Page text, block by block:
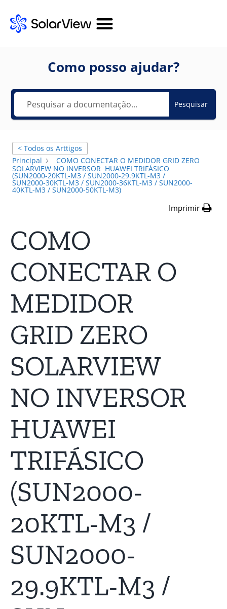
Como posso ajudar?
Pesquisar
< Todos os Arttigos
Principal
COMO CONECTAR O MEDIDOR GRID ZERO
SOLARVIEW NO INVERSOR HUAWEI TRIFÁSICO
(SUN2000-20KTL-M3 / SUN2000-29.9KTL-M3 /
SUN2000-30KTL-M3 / SUN2000-36KTL-M3 / SUN2000-
40KTL-M3 / SUN2000-50KTL-M3)
Imprimir
COMO
CONECTAR O
MEDIDOR
GRID ZERO
SOLARVIEW
NO INVERSOR
HUAWEI
TRIFÁSICO
(SUN2000-
20KTL-M3 /
SUN2000-
29.9KTL-M3 /